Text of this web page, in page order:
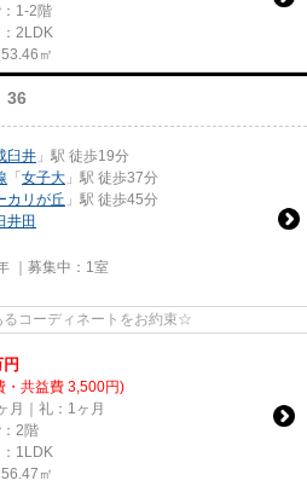
1-2階
2LDK
㎡
臼井 」駅 徒歩19分
「女子大 」駅 徒歩37分
カリが丘 」駅 徒歩45分
井田
｜募集中： 1室
コーディネートをお約束☆
円
・共益費 3,500円)
月｜礼：1ヶ月
2階
1LDK
㎡